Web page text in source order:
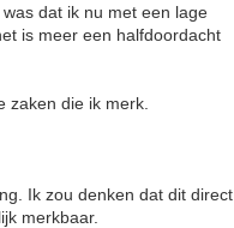
dat ik nu met een lage
is meer een halfdoordacht
zaken die ik merk.
Ik zou denken dat dit direct
merkbaar.